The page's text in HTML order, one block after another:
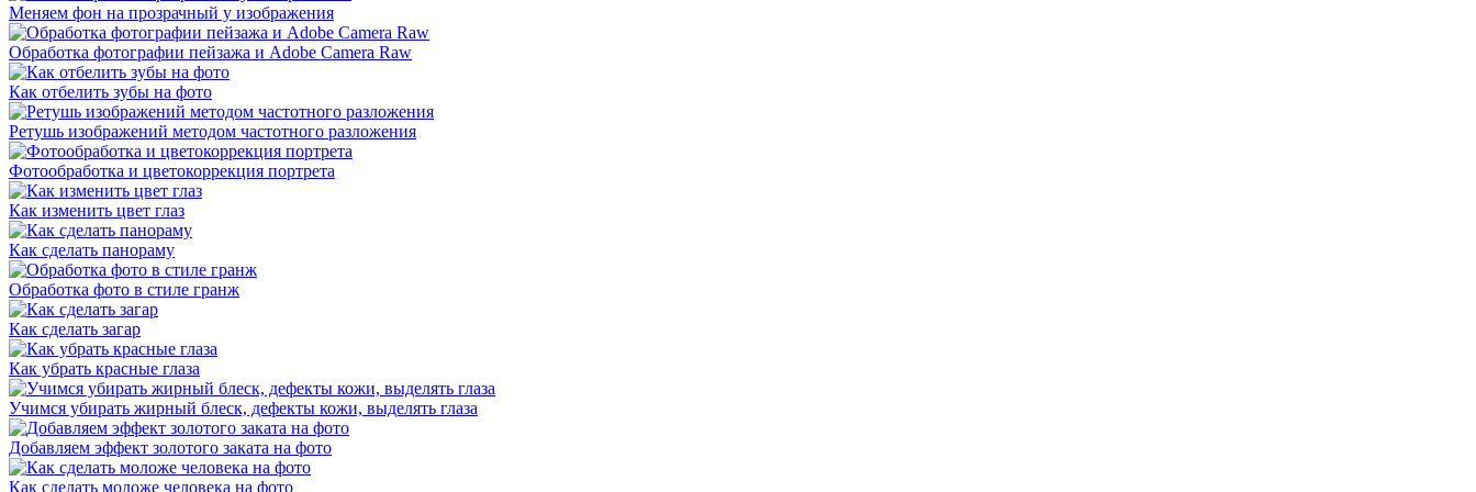
Меняем фон на прозрачный у изображения
Обработка фотографии пейзажа и Adobe Camera Raw
Как отбелить зубы на фото
Ретушь изображений методом частотного разложения
Фотообработка и цветокоррекция портрета
Как изменить цвет глаз
Как сделать панораму
Обработка фото в стиле гранж
Как сделать загар
Как убрать красные глаза
Учимся убирать жирный блеск, дефекты кожи, выделять глаза
Добавляем эффект золотого заката на фото
Как сделать моложе человека на фото